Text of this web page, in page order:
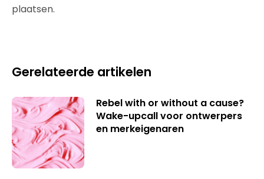
plaatsen.
Gerelateerde artikelen
Rebel with or without a cause?
Wake-upcall voor ontwerpers
en merkeigenaren